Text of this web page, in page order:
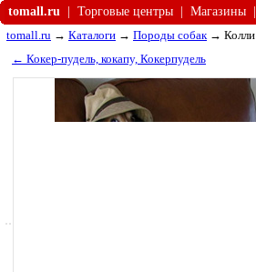
tomall.ru Торговые центры Магазины
tomall.ru → Каталоги → Породы собак→ Колли
← Кокер-пудель, кокапу, Кокерпудель